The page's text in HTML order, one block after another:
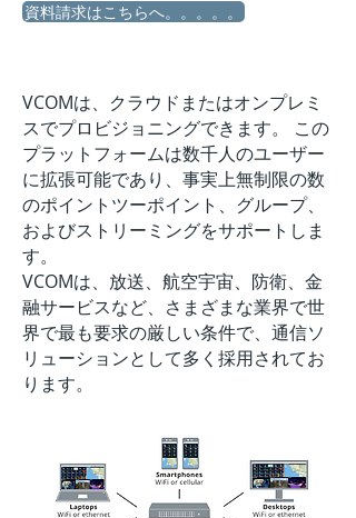
資料請求はこちらへ。。。。。
VCOMは、クラウドまたはオンプレミ
スでプロビジョニングできます。 この
プラットフォームは数千人のユーザー
に拡張可能であり、事実上無制限の数
のポイントツーポイント、グループ、
およびストリーミングをサポートしま
す。 ​
VCOMは、放送、航空宇宙、防衛、金
融サービスなど、さまざまな業界で世
界で最も要求の厳しい条件で、通信ソ
リューションとして多く採用されてお
ります。